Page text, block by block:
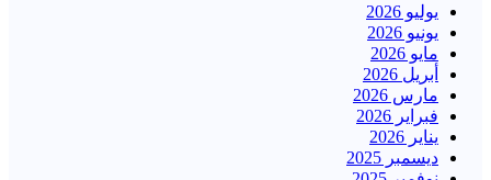
يوليو 2026
يونيو 2026
مايو 2026
أبريل 2026
مارس 2026
فبراير 2026
يناير 2026
ديسمبر 2025